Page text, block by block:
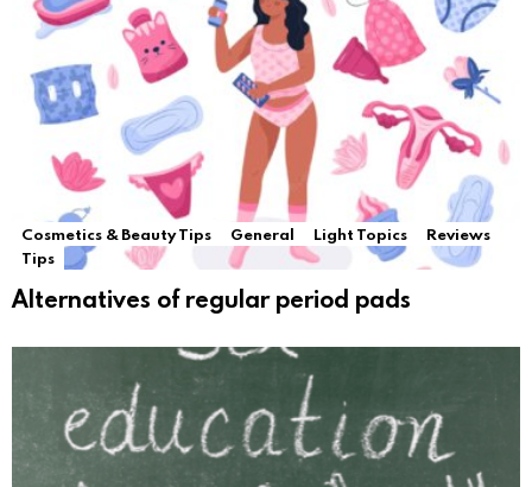
Cosmetics & Beauty Tips General Light Topics
Reviews
Tips
Alternatives of regular period pads